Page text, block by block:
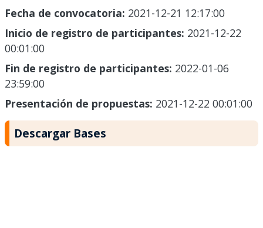
Fecha de convocatoria: 2021-12-21 12:17:00
Inicio de registro de participantes: 2021-12-22
00:01:00
Fin de registro de participantes: 2022-01-06
23:59:00
Presentación de propuestas: 2021-12-22 00:01:00
Descargar Bases